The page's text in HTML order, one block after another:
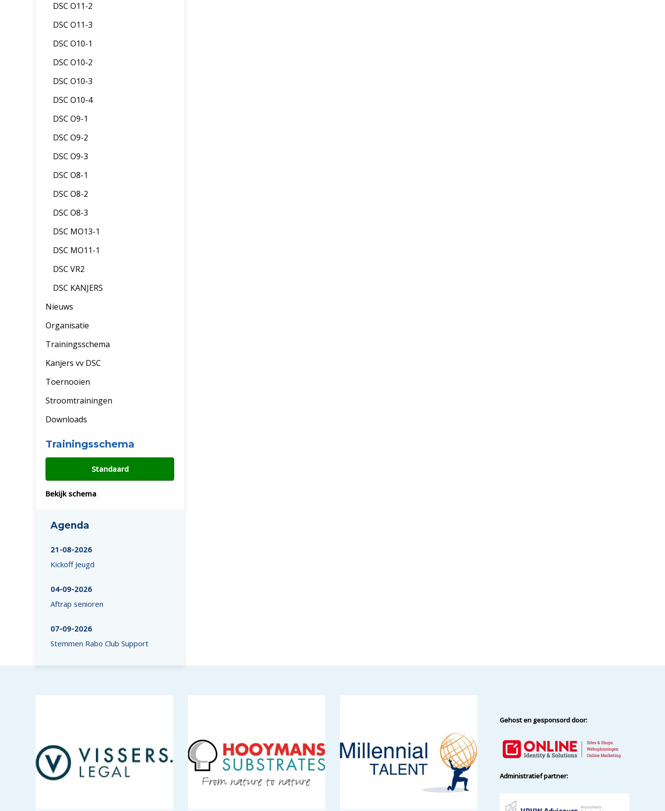
DSC O11-2
DSC O11-3
DSC O10-1
DSC O10-2
DSC O10-3
DSC O10-4
DSC O9-1
DSC O9-2
DSC O9-3
DSC O8-1
DSC O8-2
DSC O8-3
DSC MO13-1
DSC MO11-1
DSC VR2
DSC KANJERS
Nieuws
Organisatie
Trainingsschema
Kanjers vv DSC
Toernooien
Stroomtrainingen
Downloads
Trainingsschema
Standaard
Bekijk schema
Agenda
21-08-2026
Kickoff Jeugd
04-09-2026
Aftrap senioren
07-09-2026
Stemmen Rabo Club Support
Gehost en gesponsord door:
Administratief partner: